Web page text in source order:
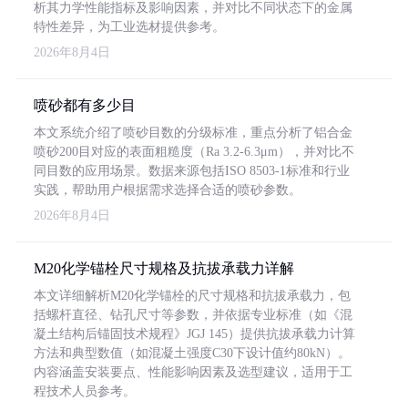
析其力学性能指标及影响因素，并对比不同状态下的金属
特性差异，为工业选材提供参考。
2026年8月4日
喷砂都有多少目
本文系统介绍了喷砂目数的分级标准，重点分析了铝合金
喷砂200目对应的表面粗糙度（Ra 3.2-6.3μm），并对比不
同目数的应用场景。数据来源包括ISO 8503-1标准和行业
实践，帮助用户根据需求选择合适的喷砂参数。
2026年8月4日
M20化学锚栓尺寸规格及抗拔承载力详解
本文详细解析M20化学锚栓的尺寸规格和抗拔承载力，包
括螺杆直径、钻孔尺寸等参数，并依据专业标准（如《混
凝土结构后锚固技术规程》JGJ 145）提供抗拔承载力计算
方法和典型数值（如混凝土强度C30下设计值约80kN）。
内容涵盖安装要点、性能影响因素及选型建议，适用于工
程技术人员参考。